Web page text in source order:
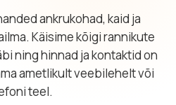
ankrukohad, kaid ja
Käisime kõigi rannikute
ning hinnad ja kontaktid on
ametlikult veebilehelt või
teel.